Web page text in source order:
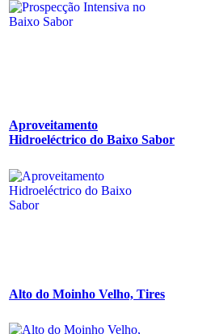
Aproveitamento
Hidroeléctrico do Baixo Sabor
Alto do Moinho Velho, Tires